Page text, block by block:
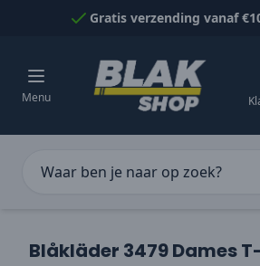
Naar inhoud gaanGratis verzending vanaf
Menu
Blåkläder 3479 Dames